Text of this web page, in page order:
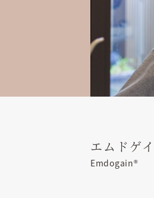
エムドゲ
Emdogain®